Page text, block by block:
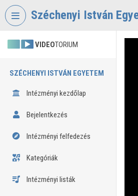
Fejléc kihagyása
Széchenyi István
VIDEOTORIUM
SZÉCHENYI ISTVÁN EGYETEM
Intézményi kezdőlap
Bejelentkezés
Intézményi felfedezés
Kategóriák
Intézményi listák